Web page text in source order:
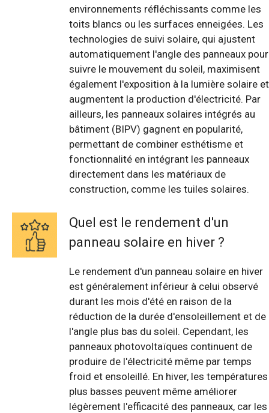
environnements réfléchissants comme les
toits blancs ou les surfaces enneigées. Les
technologies de suivi solaire, qui ajustent
automatiquement l'angle des panneaux pour
suivre le mouvement du soleil, maximisent
également l'exposition à la lumière solaire et
augmentent la production d'électricité. Par
ailleurs, les panneaux solaires intégrés au
bâtiment (BIPV) gagnent en popularité,
permettant de combiner esthétisme et
fonctionnalité en intégrant les panneaux
directement dans les matériaux de
construction, comme les tuiles solaires.
Quel est le rendement d'un
panneau solaire en hiver ?
Le rendement d'un panneau solaire en hiver
est généralement inférieur à celui observé
durant les mois d'été en raison de la
réduction de la durée d'ensoleillement et de
l'angle plus bas du soleil. Cependant, les
panneaux photovoltaïques continuent de
produire de l'électricité même par temps
froid et ensoleillé. En hiver, les températures
plus basses peuvent même améliorer
légèrement l'efficacité des panneaux, car les